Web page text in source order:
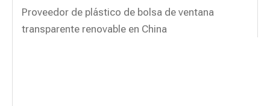
Proveedor de plástico de bolsa de ventana
transparente renovable en China